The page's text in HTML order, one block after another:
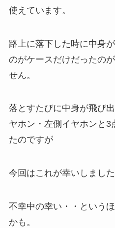
使えています。
路上に落下した時に中身
のがケースだけだったの
せん。
落とすたびに中身が飛び
ヤホン・左側イヤホンと3
たのですが
今回はこれが幸いしました
不幸中の幸い・・という
かも。